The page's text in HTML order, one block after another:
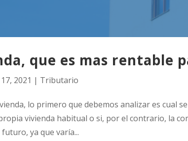
que es mas rentable
2021 | Tributario
lo primero que debemos analizar es cual
vivienda habitual o si, por el contrario, la
ya que varía...